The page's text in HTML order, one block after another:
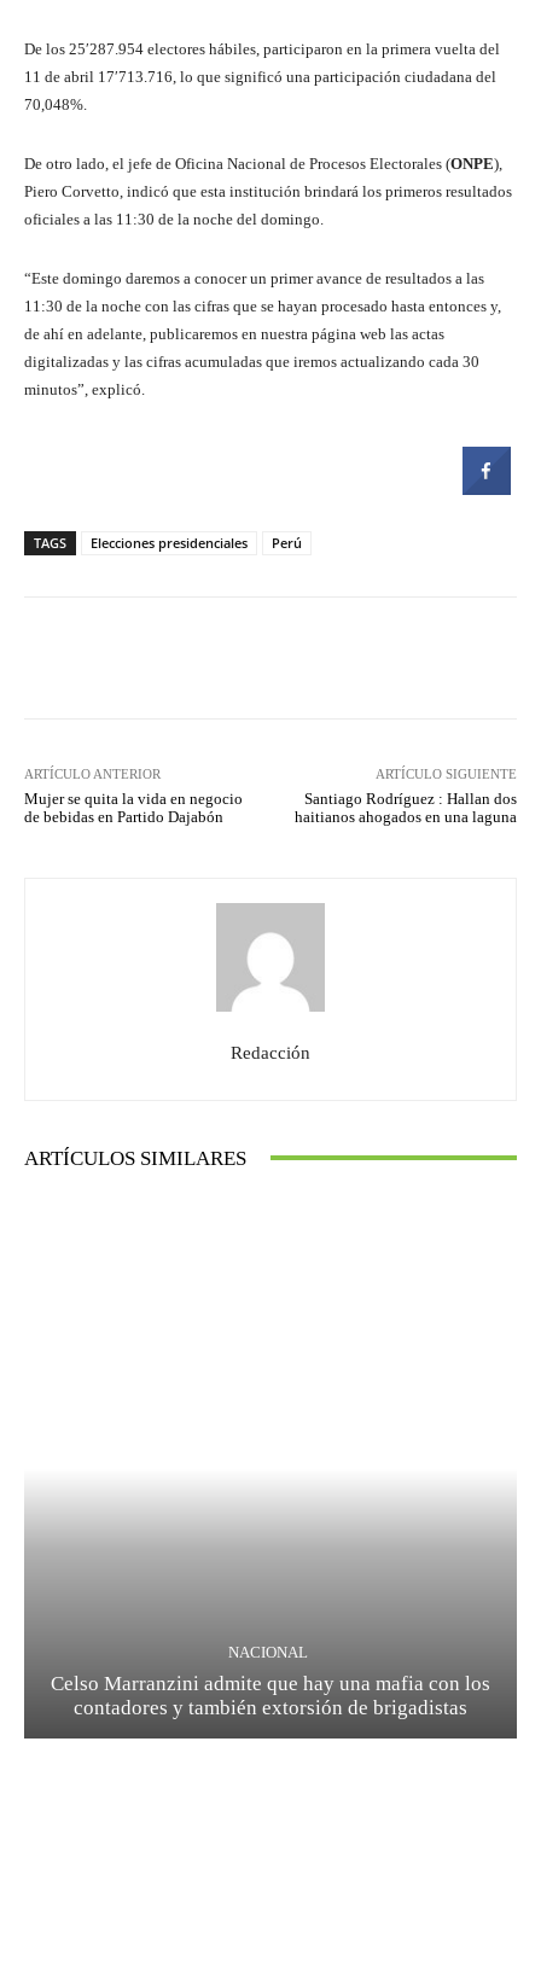
De los 25′287.954 electores hábiles, participaron en la primera vuelta del
11 de abril 17′713.716, lo que significó una participación ciudadana del
70,048%.
De otro lado, el jefe de Oficina Nacional de Procesos Electorales (ONPE),
Piero Corvetto, indicó que esta institución brindará los primeros resultados
oficiales a las 11:30 de la noche del domingo.
“Este domingo daremos a conocer un primer avance de resultados a las
11:30 de la noche con las cifras que se hayan procesado hasta entonces y,
de ahí en adelante, publicaremos en nuestra página web las actas
digitalizadas y las cifras acumuladas que iremos actualizando cada 30
minutos”, explicó.
TAGS Elecciones presidenciales Perú
ARTÍCULO ANTERIOR
Mujer se quita la vida en negocio
de bebidas en Partido Dajabón
ARTÍCULO SIGUIENTE
Santiago Rodríguez : Hallan dos
haitianos ahogados en una laguna
Redacción
ARTÍCULOS SIMILARES
NACIONAL
Celso Marranzini admite que hay una mafia con los
contadores y también extorsión de brigadistas